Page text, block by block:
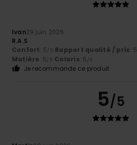
Ivan29 juin 2026
R.A.S
Confort: 5/5 Rapport qualité / prix: 5
Matière: 5/5 Coloris: 5 /5
Je recommande ce produit
5/5